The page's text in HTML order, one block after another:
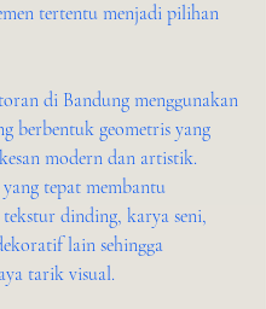
tertentu menjadi pilihan
di Bandung menggunakan
berbentuk geometris yang
modern dan artistik.
yang tepat membantu
dinding, karya seni,
lain sehingga
tarik visual.